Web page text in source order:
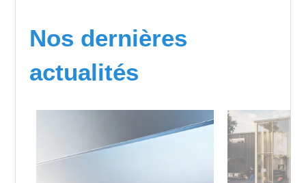
Nos dernières
actualités